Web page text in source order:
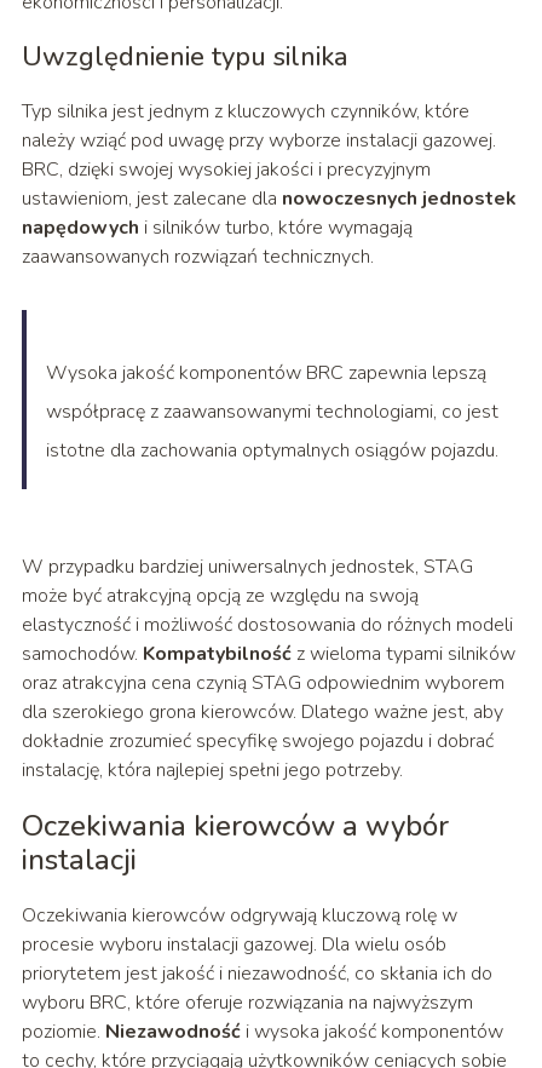
Uwzględnienie typu silnika
Typ silnika jest jednym z kluczowych czynników, które
należy wziąć pod uwagę przy wyborze instalacji gazowej.
BRC, dzięki swojej wysokiej jakości i precyzyjnym
ustawieniom, jest zalecane dla nowoczesnych jednostek
napędowych i silników turbo, które wymagają
zaawansowanych rozwiązań technicznych.
Wysoka jakość komponentów BRC zapewnia lepszą
współpracę z zaawansowanymi technologiami, co jest
istotne dla zachowania optymalnych osiągów pojazdu.
W przypadku bardziej uniwersalnych jednostek, STAG
może być atrakcyjną opcją ze względu na swoją
elastyczność i możliwość dostosowania do różnych modeli
samochodów. Kompatybilnośćz wieloma typami silników
oraz atrakcyjna cena czynią STAG odpowiednim wyborem
dla szerokiego grona kierowców. Dlatego ważne jest, aby
dokładnie zrozumieć specyfikę swojego pojazdu i dobrać
instalację, która najlepiej spełni jego potrzeby.
Oczekiwania kierowców a wybór
instalacji
Oczekiwania kierowców odgrywają kluczową rolę w
procesie wyboru instalacji gazowej. Dla wielu osób
priorytetem jest jakość i niezawodność, co skłania ich do
wyboru BRC, które oferuje rozwiązania na najwyższym
poziomie. Niezawodnośći wysoka jakość komponentów
to cechy, które przyciągają użytkowników ceniących sobie